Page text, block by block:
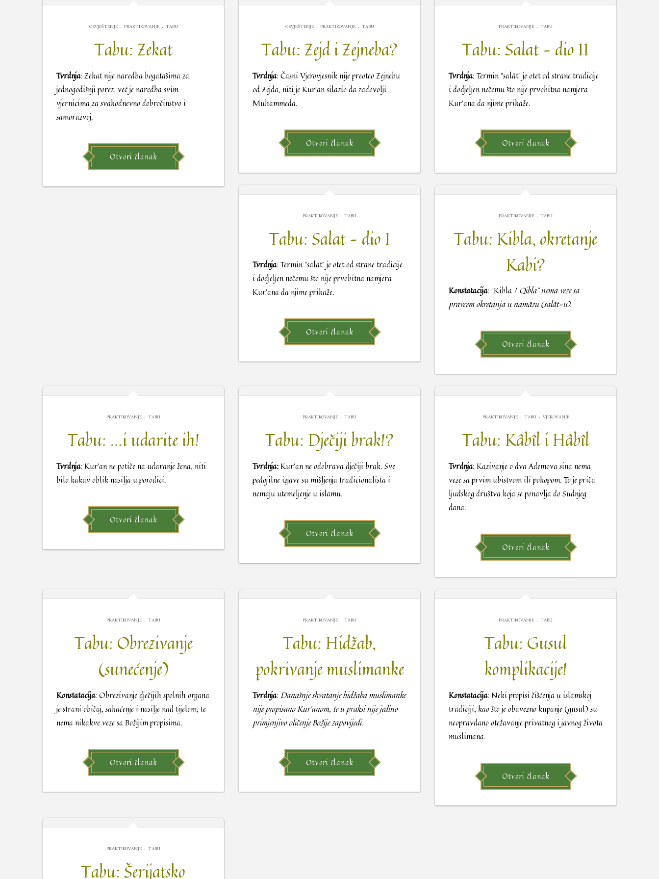
OSVJEŠTENJE. PRAKTIKOVANJE. TABU
Tabu: Zekat
Tvrdnja: Zekat nije naredba bogatašima za
jednogodišnji porez, već je naredba svim
vjernicima za svakodnevno dobročinstvo i
samorazvoj.
Otvori članak
OSVJEŠTENJE. PRAKTIKOVANJE. TABU
Tabu: Zejd i Zejneba?
Tvrdnja: Časni Vjerovjesnik nije preoteo Zejnebu
od Zejda, niti je Kur’an silazio da zadovolji
Muhammeda.
Otvori članak
PRAKTIKOVANJE . TABU
Tabu: Salat – dio II
Tvrdnja: Termin “salãt” je otet od strane tradicije
i dodjeljen nečemu što nije prvobitna namjera
Kur’ana da njime prikaže.
Otvori članak
PRAKTIKOVANJE . TABU
Tabu: Salat – dio I
Tvrdnja: Termin “salat” je otet od strane tradicije
i dodjeljen nečemu što nije prvobitna namjera
Kur’ana da njime prikaže.
Otvori članak
PRAKTIKOVANJE . TABU
Tabu: Kibla, okretanje
Kabi?
Konstatacija: “Kibla / Qibla” nema veze sa
pravcem okretanja u namãzu (salãt-u).
Otvori članak
PRAKTIKOVANJE . TABU
Tabu: …i udarite ih!
Tvrdnja: Kur’an ne potiče na udaranje žena, niti
bilo kakav oblik nasilja u porodici.
Otvori članak
PRAKTIKOVANJE . TABU
Tabu: Dječiji brak!?
Tvrdnja:Kur’an ne odobrava dječiji brak. Sve
pedofilne izjave su mišljenja tradicionalista i
nemaju utemeljenje u islamu.
Otvori članak
PRAKTIKOVANJE. TABU. VJEROVANJE
Tabu: Kâbîl i Hâbîl
Tvrdnja: Kazivanje o dva Ademova sina nema
veze sa prvim ubistvom ili pokopom. To je priča
ljudskog društva koja se ponavlja do Sudnjeg
dana.
Otvori članak
PRAKTIKOVANJE . TABU
Tabu: Obrezivanje
(sunećenje)
Konstatacija: Obrezivanje dječijih spolnih organa
je strani običaj, sakaćenje i nasilje nad tijelom, te
nema nikakve veze sa Božijim propisima.
Otvori članak
PRAKTIKOVANJE . TABU
Tabu: Hidžab,
pokrivanje muslimanke
Tvrdnja: Današnje shvatanje hidžaba muslimanke
nije propisano Kur’anom, te u praksi nije jedino
primjenjivo oličenje Božije zapovijedi.
Otvori članak
PRAKTIKOVANJE . TABU
Tabu: Gusul
komplikacije!
Konstatacija: Neki propisi čišćenja u islamskoj
tradiciji, kao što je obavezno kupanje (gusul) su
neopravdano otežavanje privatnog i javnog života
muslimana.
Otvori članak
PRAKTIKOVANJE . TABU
Tabu: Šerijatsko